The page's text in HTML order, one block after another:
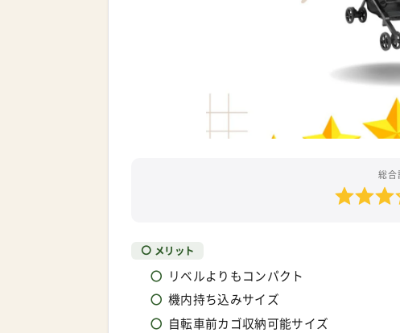
総合
メリット
リベルよりもコンパクト
機内持ち込みサイズ
自転車前カゴ収納可能サイズ